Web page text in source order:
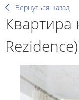
Вернуться назад
Квартира